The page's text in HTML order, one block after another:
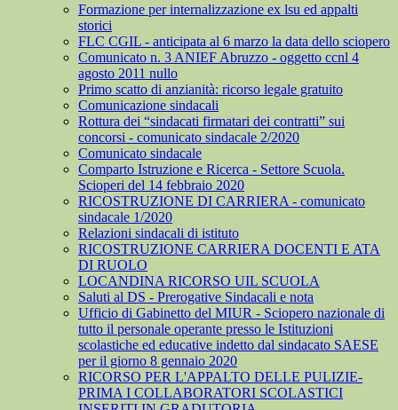
Formazione per internalizzazione ex lsu ed appalti
storici
FLC CGIL - anticipata al 6 marzo la data dello sciopero
Comunicato n. 3 ANIEF Abruzzo - oggetto ccnl 4
agosto 2011 nullo
Primo scatto di anzianità: ricorso legale gratuito
Comunicazione sindacali
Rottura dei “sindacati firmatari dei contratti” sui
concorsi - comunicato sindacale 2/2020
Comunicato sindacale
Comparto Istruzione e Ricerca - Settore Scuola.
Scioperi del 14 febbraio 2020
RICOSTRUZIONE DI CARRIERA - comunicato
sindacale 1/2020
Relazioni sindacali di istituto
RICOSTRUZIONE CARRIERA DOCENTI E ATA
DI RUOLO
LOCANDINA RICORSO UIL SCUOLA
Saluti al DS - Prerogative Sindacali e nota
Ufficio di Gabinetto del MIUR - Sciopero nazionale di
tutto il personale operante presso le Istituzioni
scolastiche ed educative indetto dal sindacato SAESE
per il giorno 8 gennaio 2020
RICORSO PER L'APPALTO DELLE PULIZIE-
PRIMA I COLLABORATORI SCOLASTICI